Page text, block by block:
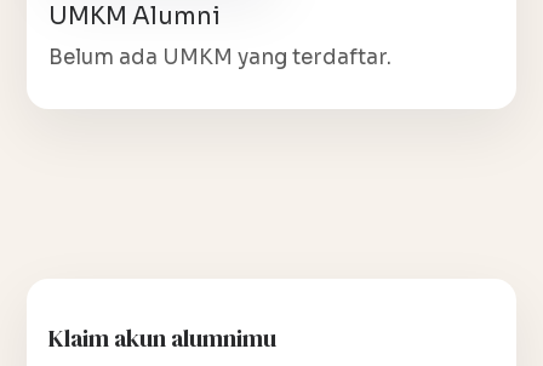
UMKM Alumni
Belum ada UMKM yang terdaftar.
Klaim akun alumnimu